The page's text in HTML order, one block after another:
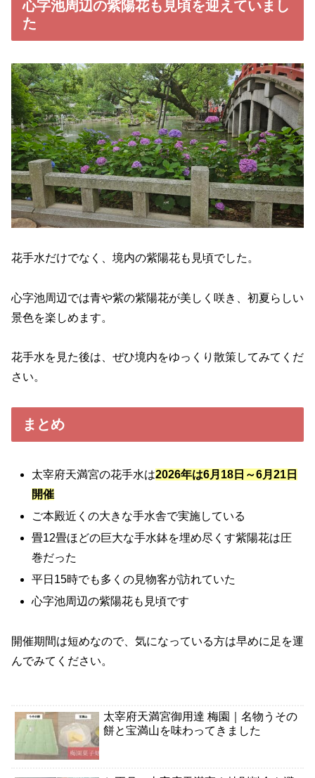
心字池周辺の紫陽花も見頃を迎えていまし
た
花手水だけでなく、境内の紫陽花も見頃でした。
心字池周辺では青や紫の紫陽花が美しく咲き、初夏らしい
景色を楽しめます。
花手水を見た後は、ぜひ境内をゆっくり散策してみてくだ
さい。
まとめ
太宰府天満宮の花手水は2026年は6月18日～6月21日
開催
ご本殿近くの大きな手水舎で実施している
畳12畳ほどの巨大な手水鉢を埋め尽くす紫陽花は圧
巻だった
平日15時でも多くの見物客が訪れていた
心字池周辺の紫陽花も見頃です
開催期間は短めなので、気になっている方は早めに足を運
んでみてください。
太宰府天満宮御用達 梅園｜名物うその
餅と宝満山を味わってきました